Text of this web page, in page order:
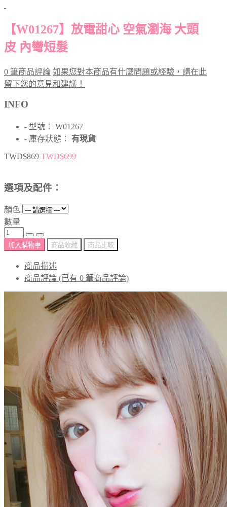
【W01267】放電甜心 空氣瀏海 大頭
皮 內彎短髮
0 筆商品評論 如果您對本商品有什麼問題或經驗，請在此
留下您的意見和建議！
INFO
- 型號： W01267
- 庫存狀態：
有現貨
TWD$869 TWD$699
選項及配件：
顏色
數量
加入購物車 商品收藏 商品比較
商品描述
商品評論 (已有 0 筆商品評論)